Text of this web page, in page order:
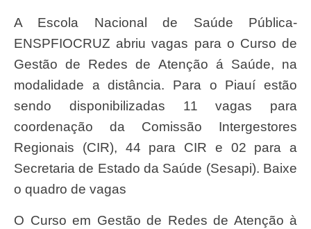
A Escola Nacional de Saúde Pública-
ENSPFIOCRUZ abriu vagas para o Curso de
Gestão de Redes de Atenção á Saúde, na
modalidade a distância. Para o Piauí estão
sendo disponibilizadas 11 vagas para
coordenação da Comissão Intergestores
Regionais (CIR), 44 para CIR e 02 para a
Secretaria de Estado da Saúde (Sesapi). Baixe
o quadro de vagas
O Curso em Gestão de Redes de Atenção à